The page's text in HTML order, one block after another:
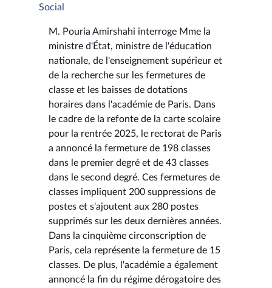
Social
M. Pouria Amirshahi interroge Mme la
ministre d'État, ministre de l'éducation
nationale, de l'enseignement supérieur et
de la recherche sur les fermetures de
classe et les baisses de dotations
horaires dans l'académie de Paris. Dans
le cadre de la refonte de la carte scolaire
pour la rentrée 2025, le rectorat de Paris
a annoncé la fermeture de 198 classes
dans le premier degré et de 43 classes
dans le second degré. Ces fermetures de
classes impliquent 200 suppressions de
postes et s'ajoutent aux 280 postes
supprimés sur les deux dernières années.
Dans la cinquième circonscription de
Paris, cela représente la fermeture de 15
classes. De plus, l'académie a également
annoncé la fin du régime dérogatoire des